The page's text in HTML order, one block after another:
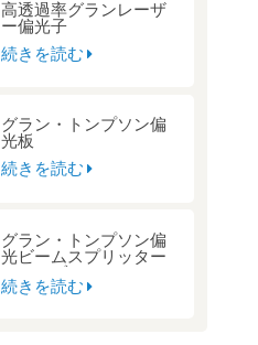
高透過率グランレーザ
ー偏光子
続きを読む
グラン・トンプソン偏
光板
続きを読む
グラン・トンプソン偏
光ビームスプリッター
キューブ
続きを読む